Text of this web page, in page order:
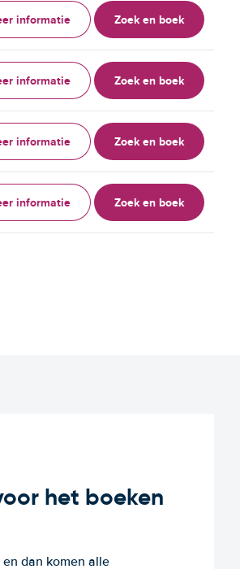
informatie Zoek en boek
informatie Zoek en boek
informatie Zoek en boek
informatie Zoek en boek
het boeken
dan komen alle